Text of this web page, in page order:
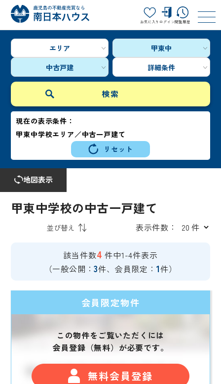
お気に入り ログイン閲覧履歴
エリア
甲東中
中古戸建
詳細条件
現在の表示条件：
甲東中学校エリア／中古一戸建て
リセット
地図表示
甲東中学校の中古一戸建て
表示件数：
該当件数4 件中1-4件表示
（一般公開：3件、会員限定： 1件）
会員限定物件
この物件をご覧いただくには
会員登録（無料）が必要です。
無料会員登録